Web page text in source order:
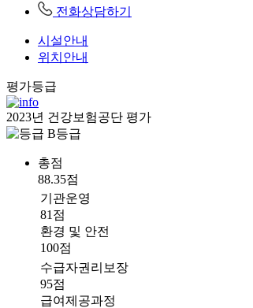
전화상담하기
시설안내
위치안내
평가등급
2023년 건강보험공단 평가
B등급
총점
88.35점
기관운영
81점
환경 및 안전
100점
수급자권리보장
95점
급여제공과정